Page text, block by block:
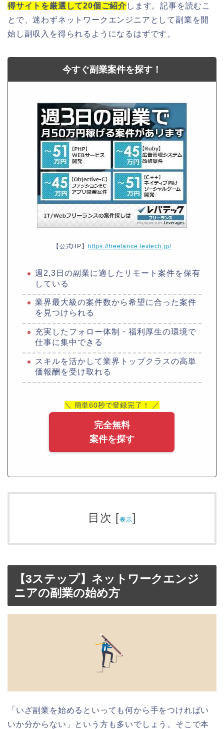
得サイトを厳選して20個ご紹介 します。記事を読むこ
とで、迷わずネットワークエンジニアとして副業を開
始し副収入を得られるようになるはずです。
今すぐ副業案件を探す！
【公式HP】 https://freelance.levtech.jp/
週2,3日の副業に適したリモート案件を保有
している
業界最大級の案件数から希望に合った案件
を見つけられる
充実したフォロー体制・福利厚生の環境で
仕事に集中できる
スキルを活かして業界トップクラスの高単
価報酬を受け取れる
＼ 簡単60秒で登録完了！ ／
完全無料
案件を探す
目次 [表示]
【3ステップ】ネットワークエンジ
ニアの副業の始め方
「いざ副業を始めるといっても何から手をつければい
いか分からない」という方も多いでしょう。そこで本